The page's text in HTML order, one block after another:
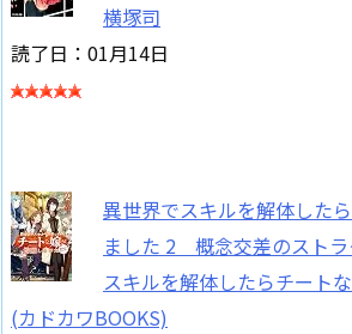
横塚司
読了日：01月14日
異世界でスキルを解体した
ました 2 概念交差のスト
スキルを解体したらチート
(カドカワBOOKS)